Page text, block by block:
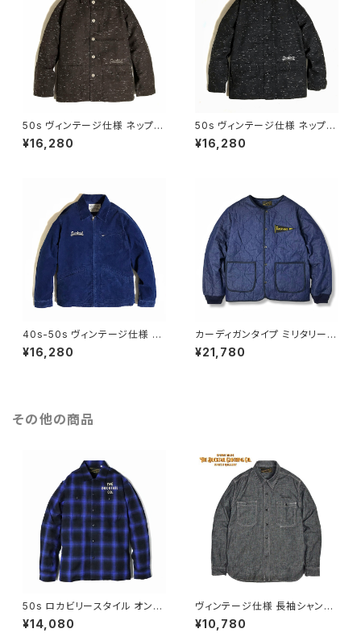
50s ヴィンテージ仕様 ネップ織
り カバーオール ジャケット ネコ
目ボタン チェーンステッチ 刺繍
クテイル クロージング
¥16,280
50s ヴィンテージ仕様 ネップ織
り カバーオール ジャケット ネコ
目ボタン チェーンステッチ 刺繍
テイル クロージング
¥16,280
40s-50s ヴィンテージ仕様 コ
ーデュロイ スポーツジャケット
チェーンステッチ 刺繍 UNIVER
ージング インディゴ ネイビー
¥16,280
カーディガンタイプ ミリタリーキ
ルト デニム ノーカラー ジャケッ
ト キルティング ミリタリー ライ
¥21,780
その他の商品
50s ロカビリースタイル オンブ
レチェック ネルシャツ ゆうパケ
ットポスト対応 DUCKTAIL CL
¥14,080
ヴィンテージ仕様 長袖シャンブ
レーシャツ チンストラップ マチ
付き ネコ目ボタン バックプリン
¥10,780